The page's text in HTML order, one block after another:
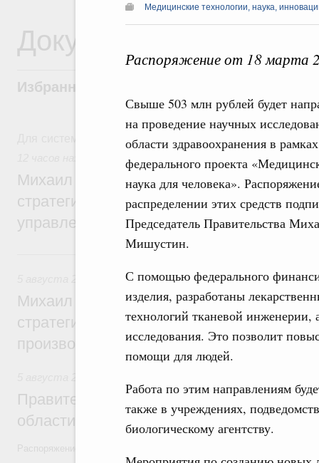
Медицинские технологии, наука,
Распоряжение от 18 марта
Свыше 503 млн рублей будет
на проведение научных
области здравоохранения в рамках
федерального проекта
наука для человека».
распределении этих средств
Председатель Правительства
Мишустин.
С помощью федерального
изделия, разработаны
технологий тканевой
исследования. Это позволит
помощи для людей.
Работа по этим направлениям
также в учреждениях,
биологическому агентству.
Документы
Избранные документы со справками к
Для системного поиска перейдите в раздел "Поиск по
Технологическое развитие. Инновации
Михаил Мишустин дал поручения по
стратегической сессии о
управления научно-технологическим
Вопросы производительности труда и
Михаил Мишустин дал поручения по
стратегической сессии, посвящённой
производительности труда
Правительство увеличило объём
области в рамках федерального